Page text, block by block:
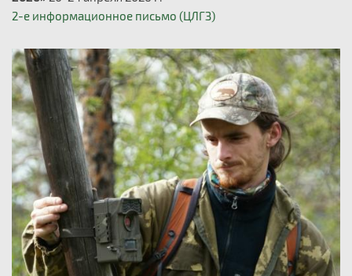
2-е информационное письмо (ЦЛГЗ)